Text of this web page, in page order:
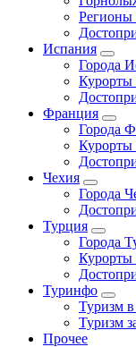
Регионы
Испания
Города
Франция
Города
Чехия
Города
Турция
Города
Курорты
Туринфо
Туризм
Туризм
Прочее